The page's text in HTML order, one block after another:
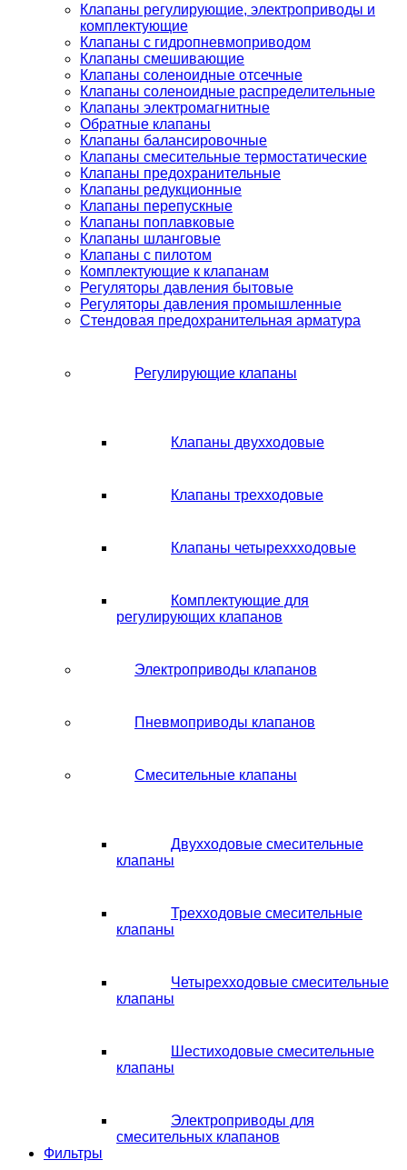
Клапаны регулирующие, электроприводы и
комплектующие
Клапаны с гидропневмоприводом
Клапаны смешивающие
Клапаны соленоидные отсечные
Клапаны соленоидные распределительные
Клапаны электромагнитные
Обратные клапаны
Клапаны балансировочные
Клапаны смесительные термостатические
Клапаны предохранительные
Клапаны редукционные
Клапаны перепускные
Клапаны поплавковые
Клапаны шланговые
Клапаны с пилотом
Комплектующие к клапанам
Регуляторы давления бытовые
Регуляторы давления промышленные
Стендовая предохранительная арматура
Регулирующие клапаны
Клапаны двухходовые
Клапаны трехходовые
Клапаны четыреххходовые
Комплектующие для
регулирующих клапанов
Электроприводы клапанов
Пневмоприводы клапанов
Смесительные клапаны
Двухходовые смесительные
клапаны
Трехходовые смесительные
клапаны
Четырехходовые смесительные
клапаны
Шестиходовые смесительные
клапаны
Электроприводы для
смесительных клапанов
Фильтры